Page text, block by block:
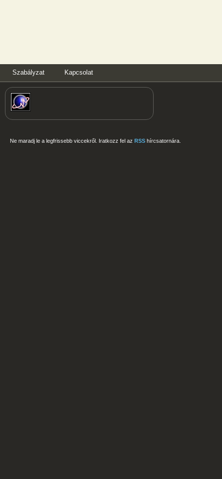
Szabályzat Kapcsolat
Ne maradj le a legfrissebb viccekről. Iratkozz fel az RSS hírcsatornára.